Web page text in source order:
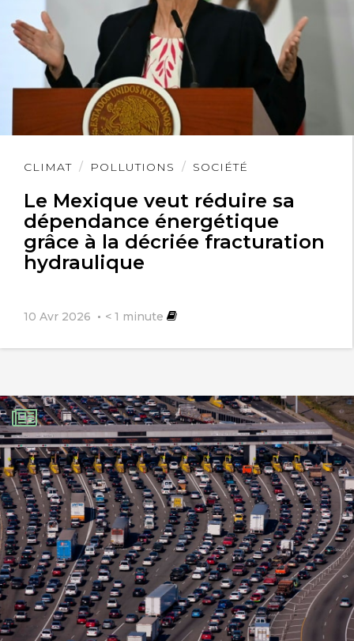
CLIMAT POLLUTIONS SOCIÉTÉ
Le Mexique veut réduire sa
dépendance énergétique
grâce à la décriée fracturation
hydraulique
10 Avr 2026 < 1 minute
Lire